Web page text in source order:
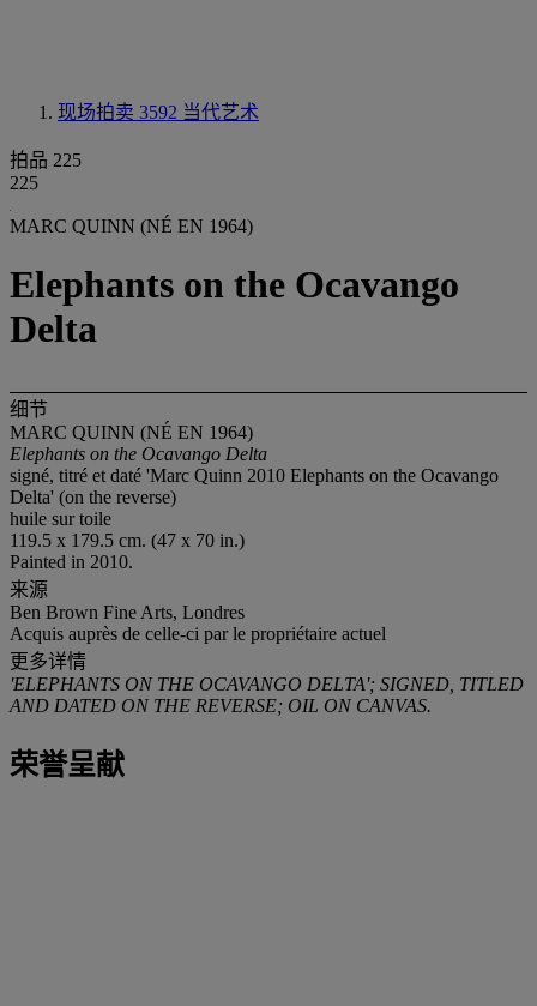
现场拍卖 3592 当代艺术
拍品 225
225
MARC QUINN (NÉ EN 1964)
Elephants on the Ocavango
Delta
细节
MARC QUINN (NÉ EN 1964)
Elephants on the Ocavango Delta
signé, titré et daté 'Marc Quinn 2010 Elephants on the Ocavango
Delta' (on the reverse)
huile sur toile
119.5 x 179.5 cm. (47 x 70 in.)
Painted in 2010.
来源
Ben Brown Fine Arts, Londres
Acquis auprès de celle-ci par le propriétaire actuel
更多详情
'ELEPHANTS ON THE OCAVANGO DELTA'; SIGNED, TITLED
AND DATED ON THE REVERSE; OIL ON CANVAS.
荣誉呈献